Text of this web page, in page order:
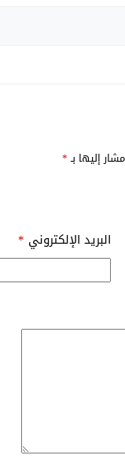
إليها بـ*
البريد الإلكتروني *